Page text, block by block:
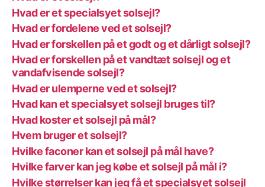
Hvad er et specialsyet solsejl?
Hvad er fordelene ved et solsejl?
Hvad er forskellen på et godt og et dårligt solsejl?
Hvad er forskellen på et vandtæt solsejl og et
vandafvisende solsejl?
Hvad er ulemperne ved et solsejl?
Hvad kan et specialsyet solsejl bruges til?
Hvad koster et solsejl på mål?
Hvem bruger et solsejl?
Hvilke faconer kan et solsejl på mål have?
Hvilke farver kan jeg købe et solsejl på mål i?
Hvilke størrelser kan jeg få et specialsyet solsejl